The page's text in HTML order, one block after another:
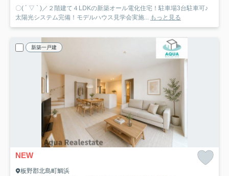
〇( ´ ▽ ` )／２階建て４LDKの新築オール電化住宅！駐車場3台駐車可♪
太陽光システム完備！モデルハウス見学会実施... もっと見る
新築一戸建
NEW
板野郡北島町鯛浜